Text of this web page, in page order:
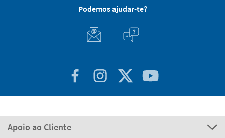
Podemos ajudar-te?
Apoio ao Cliente